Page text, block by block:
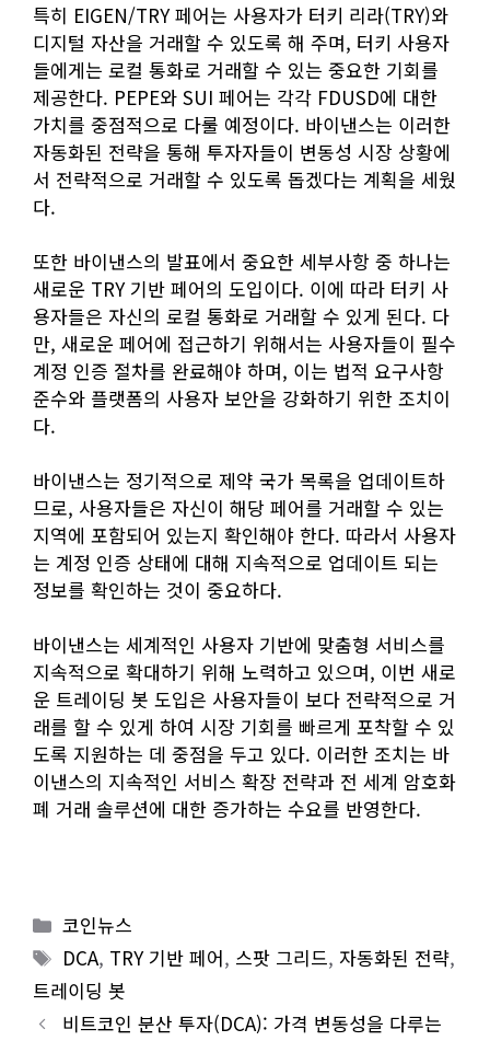
특히 EIGEN/TRY 페어는 사용자가 터키 리라(TRY)와
디지털 자산을 거래할 수 있도록 해 주며, 터키 사용자
들에게는 로컬 통화로 거래할 수 있는 중요한 기회를
제공한다. PEPE와 SUI 페어는 각각 FDUSD에 대한
가치를 중점적으로 다룰 예정이다. 바이낸스는 이러한
자동화된 전략을 통해 투자자들이 변동성 시장 상황에
서 전략적으로 거래할 수 있도록 돕겠다는 계획을 세웠
다.
또한 바이낸스의 발표에서 중요한 세부사항 중 하나는
새로운 TRY 기반 페어의 도입이다. 이에 따라 터키 사
용자들은 자신의 로컬 통화로 거래할 수 있게 된다. 다
만, 새로운 페어에 접근하기 위해서는 사용자들이 필수
계정 인증 절차를 완료해야 하며, 이는 법적 요구사항
준수와 플랫폼의 사용자 보안을 강화하기 위한 조치이
다.
바이낸스는 정기적으로 제약 국가 목록을 업데이트하
므로, 사용자들은 자신이 해당 페어를 거래할 수 있는
지역에 포함되어 있는지 확인해야 한다. 따라서 사용자
는 계정 인증 상태에 대해 지속적으로 업데이트 되는
정보를 확인하는 것이 중요하다.
바이낸스는 세계적인 사용자 기반에 맞춤형 서비스를
지속적으로 확대하기 위해 노력하고 있으며, 이번 새로
운 트레이딩 봇 도입은 사용자들이 보다 전략적으로 거
래를 할 수 있게 하여 시장 기회를 빠르게 포착할 수 있
도록 지원하는 데 중점을 두고 있다. 이러한 조치는 바
이낸스의 지속적인 서비스 확장 전략과 전 세계 암호화
폐 거래 솔루션에 대한 증가하는 수요를 반영한다.
Categories
코인뉴스
Tags
DCA, TRY 기반 페어, 스팟 그리드, 자동화된 전략,
트레이딩 봇
비트코인 분산 투자(DCA): 가격 변동성을 다루는